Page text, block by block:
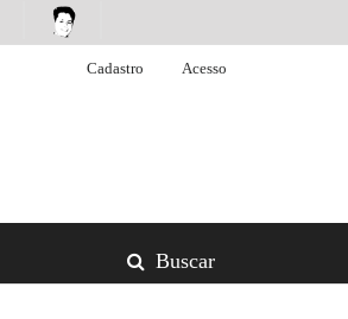
Cadastro Acesso
Buscar